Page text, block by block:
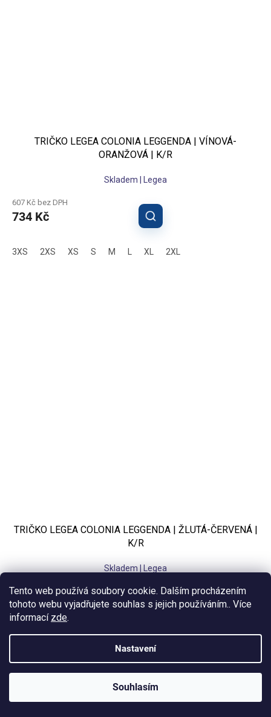
Tento web používá soubory cookie. Dalším procházením
tohoto webu vyjadřujete souhlas s jejich používáním.. Více
informací zde.
Nastavení
Souhlasím
TRIČKO LEGEA COLONIA LEGGENDA | VÍNOVÁ-
ORANŽOVÁ | K/R
Skladem | Legea
607 Kč bez DPH
734 Kč
3XS 2XS XS S M XL 2XL
TRIČKO LEGEA COLONIA LEGGENDA | ŽLUTÁ-ČERVENÁ |
K/R
Skladem | Legea
607 Kč bez DPH
734 Kč